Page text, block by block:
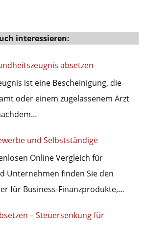
interessieren:
absetzen
ist eine Bescheinigung, die
oder einem zugelassenem Arzt
und Selbstständige
Online Vergleich für
Unternehmen finden Sie den
für Business-Finanzprodukte,…
– Steuersenkung für